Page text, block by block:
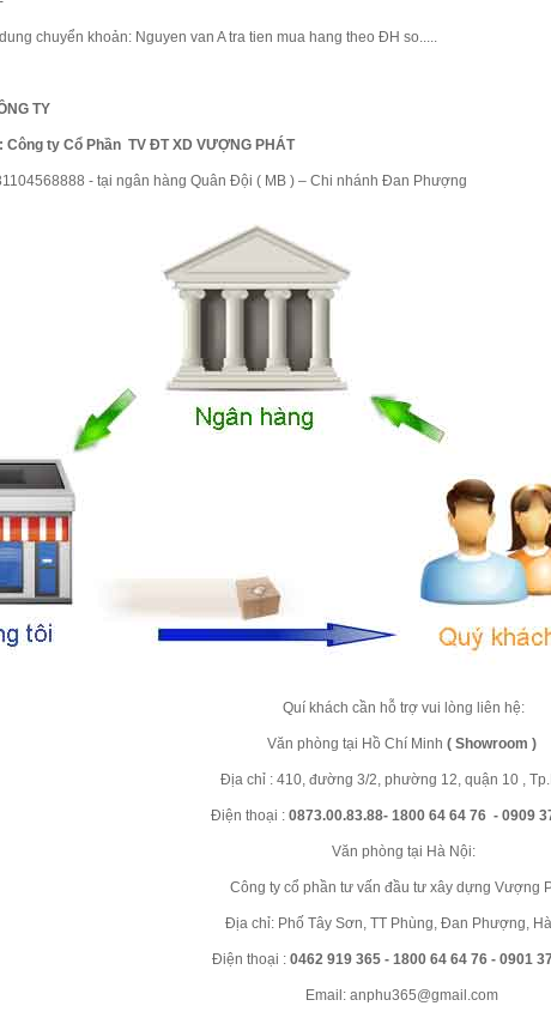
chuyển khoản: Nguyen van A tra tien mua hang theo ĐH so.....
TY
Công ty Cổ Phần TV ĐT XD VƯỢNG PHÁT
- tại ngân hàng Quân Đội ( MB ) – Chi nhánh Đan Phượng
Quí khách cần hỗ trợ vui lòng liên hệ:
Văn phòng tại Hồ Chí Minh ( Showroom )
Địa chỉ : 410, đường 3/2, phường 12, quận 10 ,
Điện thoại : 0873.00.83.88- 1800 64 64 76 - 0909
Văn phòng tại Hà Nội:
Công ty cổ phần tư vấn đầu tư xây dựng Vượng
Địa chỉ: Phố Tây Sơn, TT Phùng, Đan Phượng,
Điện thoại : 0462 919 365 - 1800 64 64 76 - 0901
Email: anphu365@gmail.com